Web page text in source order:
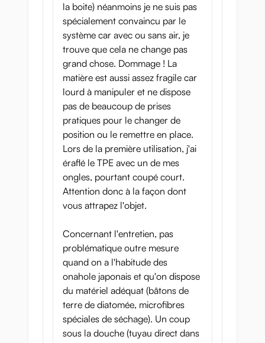
la boite) néanmoins je ne suis pas
spécialement convaincu par le
système car avec ou sans air, je
trouve que cela ne change pas
grand chose. Dommage ! La
matière est aussi assez fragile car
lourd à manipuler et ne dispose
pas de beaucoup de prises
pratiques pour le changer de
position ou le remettre en place.
Lors de la première utilisation, j'ai
éraflé le TPE avec un de mes
ongles, pourtant coupé court.
Attention donc à la façon dont
vous attrapez l'objet.
Concernant l'entretien, pas
problématique outre mesure
quand on a l'habitude des
onahole japonais et qu'on dispose
du matériel adéquat (bâtons de
terre de diatomée, microfibres
spéciales de séchage). Un coup
sous la douche (tuyau direct dans